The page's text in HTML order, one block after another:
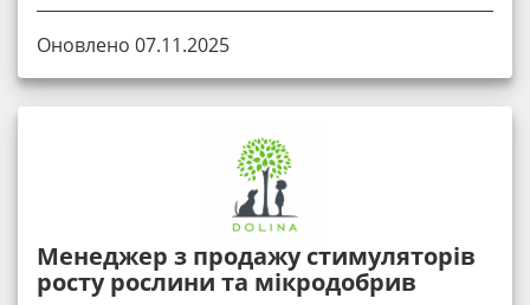
Оновлено 07.11.2025
Менеджер з продажу стимуляторів
росту рослини та мікродобрив